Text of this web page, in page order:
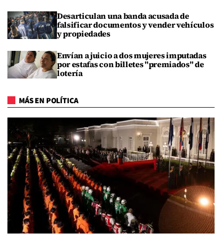
Desarticulan una banda acusada de
falsificar documentos y vender vehículos
y propiedades
Envían a juicio a dos mujeres imputadas
por estafas con billetes "premiados" de
lotería
MÁS EN POLÍTICA